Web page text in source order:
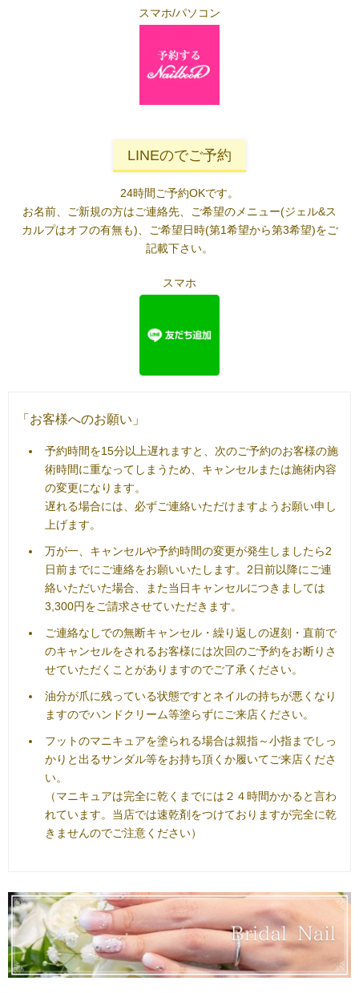
スマホ/パソコン
LINEのでご予約
24時間ご予約OKです。
お名前、ご新規の方はご連絡先、ご希望のメニュー(ジェル&ス
カルプはオフの有無も)、ご希望日時(第1希望から第3希望)をご
記載下さい。
スマホ
「お客様へのお願い」
予約時間を15分以上遅れますと、次のご予約のお客様の施
術時間に重なってしまうため、キャンセルまたは施術内容
の変更になります。
遅れる場合には、必ずご連絡いただけますようお願い申し
上げます。
万が一、キャンセルや予約時間の変更が発生しましたら2
日前までにご連絡をお願いいたします。2日前以降にご連
絡いただいた場合、また当日キャンセルにつきましては
3,300円をご請求させていただきます。
ご連絡なしでの無断キャンセル・繰り返しの遅刻・直前で
のキャンセルをされるお客様には次回のご予約をお断りさ
せていただくことがありますのでご了承ください。
油分が爪に残っている状態ですとネイルの持ちが悪くなり
ますのでハンドクリーム等塗らずにご来店ください。
フットのマニキュアを塗られる場合は親指～小指までしっ
かりと出るサンダル等をお持ち頂くか履いてご来店くださ
い。
（マニキュアは完全に乾くまでには２４時間かかると言わ
れています。当店では速乾剤をつけておりますが完全に乾
きませんのでご注意ください）